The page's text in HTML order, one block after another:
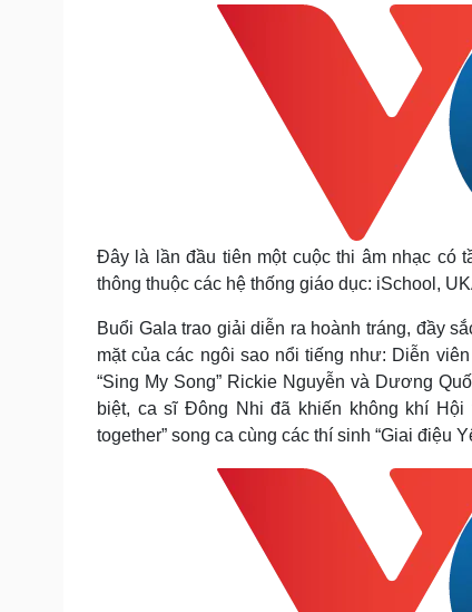
Đây là lần đầu tiên một cuộc thi âm nhạc có
thông thuộc các hệ thống giáo dục: iSchool,
Buổi Gala trao giải diễn ra hoành tráng, đầy
mặt của các ngôi sao nổi tiếng như: Diễn
“Sing My Song” Rickie Nguyễn và Dương
biệt, ca sĩ Đông Nhi đã khiến không khí
together” song ca cùng các thí sinh “Giai điệu